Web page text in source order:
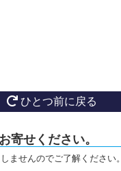
ひとつ前に戻る
寄せください。
ませんのでご了解ください。